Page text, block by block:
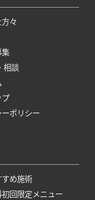
々
相談
ポリシー
め施術
回限定メニュー